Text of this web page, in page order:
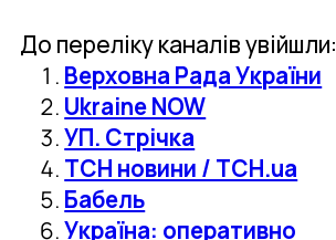
До переліку каналів увійшли:
Верховна Рада України
Ukraine NOW
УП. Стрічка
ТСН новини / TCH.ua
Бабель
Україна: оперативно